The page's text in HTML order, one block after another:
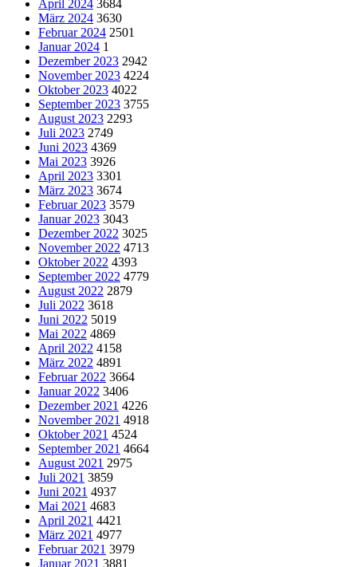
April 2024 3684
März 2024 3630
Februar 2024 2501
Januar 2024 1
Dezember 2023 2942
November 2023 4224
Oktober 2023 4022
September 2023 3755
August 2023 2293
Juli 2023 2749
Juni 2023 4369
Mai 2023 3926
April 2023 3301
März 2023 3674
Februar 2023 3579
Januar 2023 3043
Dezember 2022 3025
November 2022 4713
Oktober 2022 4393
September 2022 4779
August 2022 2879
Juli 2022 3618
Juni 2022 5019
Mai 2022 4869
April 2022 4158
März 2022 4891
Februar 2022 3664
Januar 2022 3406
Dezember 2021 4226
November 2021 4918
Oktober 2021 4524
September 2021 4664
August 2021 2975
Juli 2021 3859
Juni 2021 4937
Mai 2021 4683
April 2021 4421
März 2021 4977
Februar 2021 3979
Januar 2021 3881